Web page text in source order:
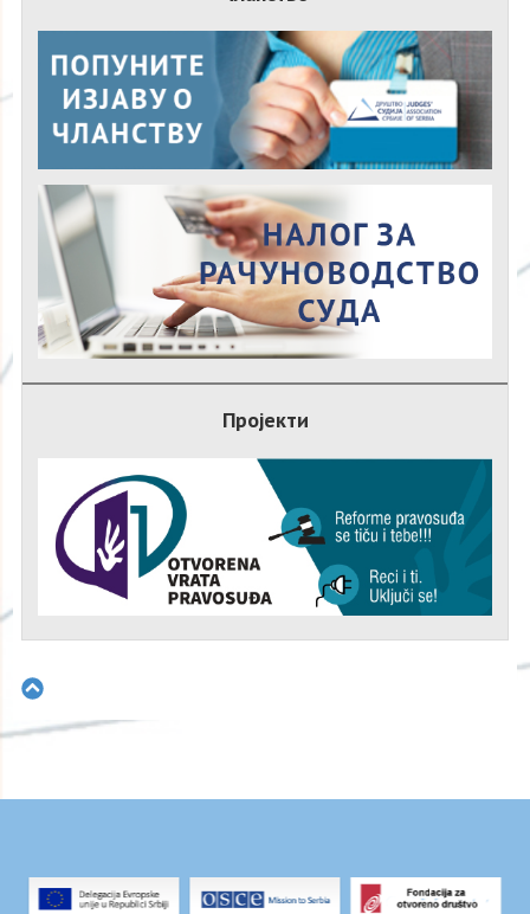
Пројекти